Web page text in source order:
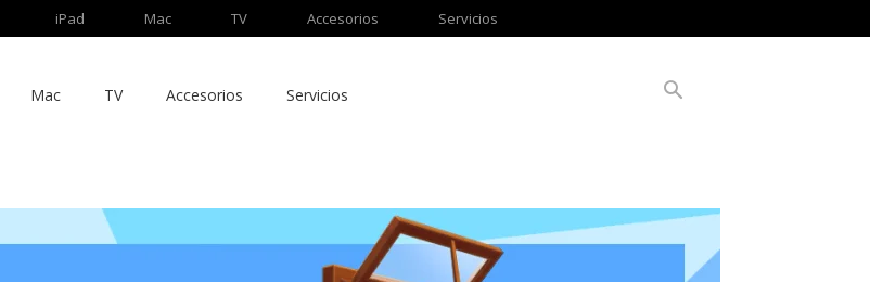
iPad Mac TV Accesorios Servicios
Mac TV Accesorios Servicios